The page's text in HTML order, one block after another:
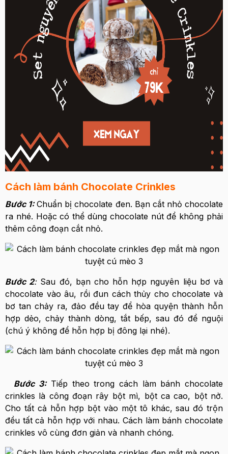
Cách làm bánh Chocolate Crinkles
Bước 1:Chuẩn bị chocolate đen. Bạn cắt nhỏ chocolate
ra nhé. Hoặc có thể dùng chocolate nút để không phải
thêm công đoạn cắt nhỏ.
Bước 2: Sau đó, bạn cho hỗn hợp nguyên liệu bơ và
chocolate vào âu, rồi đun cách thủy cho chocolate và
bơ tan chảy ra, đảo đều tay để hòa quyện thành hỗn
hợp dẻo, chảy thành dòng, tắt bếp, sau đó để nguội
(chú ý không để hỗn hợp bị đông lại nhé).
Bước 3: Tiếp theo trong cách làm bánh chocolate
crinkles là công đoạn rây bột mì, bột ca cao, bột nở.
Cho tất cả hỗn hợp bột vào một tô khác, sau đó trộn
đều tất cả hỗn hợp với nhau. Cách làm bánh chocolate
crinkles vô cùng đơn giản và nhanh chóng.